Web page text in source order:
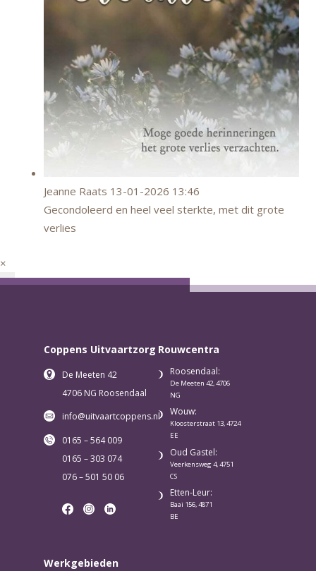
Jeanne Raats 13-01-2026 13:46
Gecondoleerd en heel veel sterkte, met dit grote
verlies
×
×
Coppens Uitvaartzorg
De Meeten 42
4706 NG Roosendaal
info@uitvaartcoppens.nl
0165 – 564 009
0165 – 303 074
076 – 501 50 06
Rouwcentra
Roosendaal:
De Meeten 42, 4706
NG
Wouw:
Kloosterstraat 13, 4724
EE
Oud Gastel:
Veerkensweg 4, 4751
CS
Etten-Leur:
Baai 156, 4871
BE
Werkgebieden